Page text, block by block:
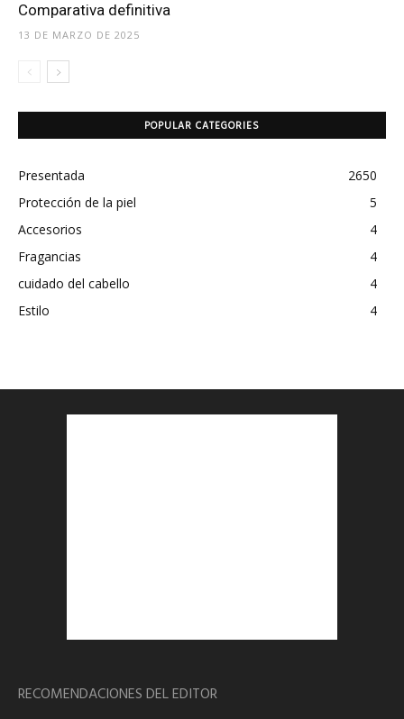
Comparativa definitiva
13 DE MARZO DE 2025
POPULAR CATEGORIES
Presentada
2650
Protección de la piel
5
Accesorios
4
Fragancias
4
cuidado del cabello
4
Estilo
4
RECOMENDACIONES DEL EDITOR